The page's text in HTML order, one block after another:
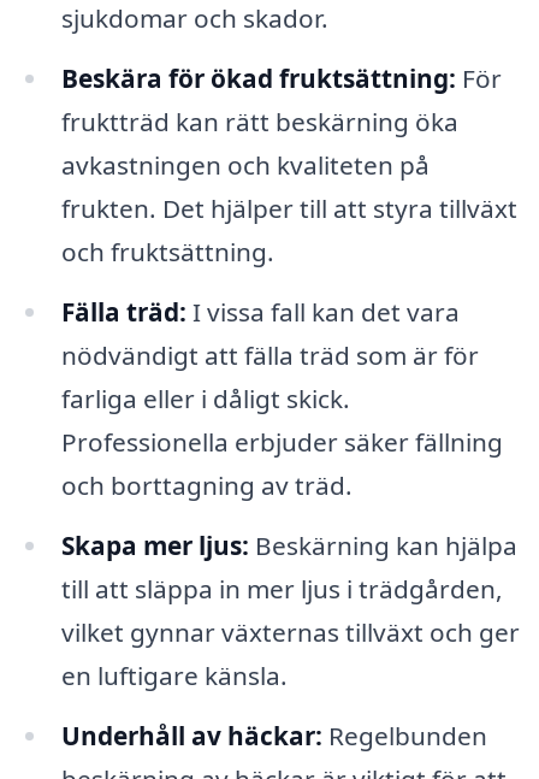
sjukdomar och skador.
Beskära för ökad fruktsättning: För
fruktträd kan rätt beskärning öka
avkastningen och kvaliteten på
frukten. Det hjälper till att styra tillväxt
och fruktsättning.
Fälla träd: I vissa fall kan det vara
nödvändigt att fälla träd som är för
farliga eller i dåligt skick.
Professionella erbjuder säker fällning
och borttagning av träd.
Skapa mer ljus: Beskärning kan hjälpa
till att släppa in mer ljus i trädgården,
vilket gynnar växternas tillväxt och ger
en luftigare känsla.
Underhåll av häckar: Regelbunden